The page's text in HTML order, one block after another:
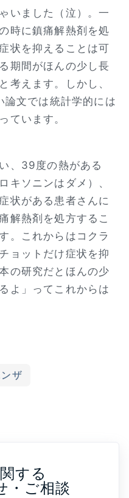
いました（泣）。一
時に鎮痛解熱剤を処
状を抑えることは可
期間がほんの少し長
考えます。しかし、
文では統計学的には
ています。
、39度の熱がある
キソニンはダメ）、
状がある患者さんに
解熱剤を処方するこ
。これからはコクラ
ョットだけ症状を抑
の研究だとほんの少
よ」ってこれからは
ザ
する
・ご相談